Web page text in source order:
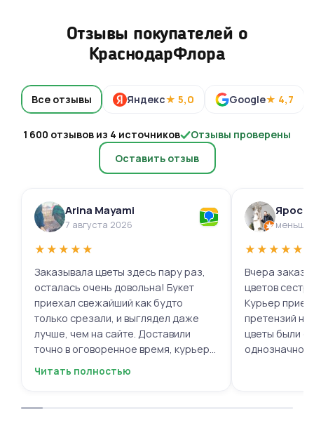
Отзывы покупателей о
КраснодарФлора
Все отзывы Яндекс★ 5,0 Google★ 4,7
1 600 отзывов из 4 источников
Отзывы проверены
Оставить отзыв
Arina Mayami
7 августа 2026
★★★★★
Заказывала цветы здесь пару раз,
осталась очень довольна! Букет
приехал свежайший как будто
только срезали, и выглядел даже
лучше, чем на сайте. Доставили
точно в оговоренное время, курьер
вежливый, ещё и открытку с тёплыми
приятными. Однозначно буду
Читать полностью
меньше
★★★★★
Вчера
цветов
Курьер
претензий
цветы были
однозначно.